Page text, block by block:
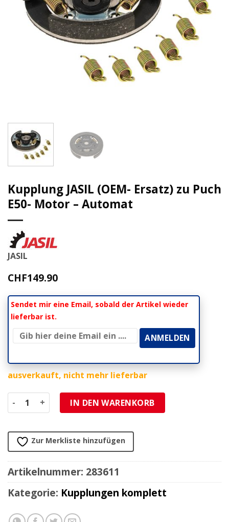
Kupplung JASIL (OEM- Ersatz) zu Puch
E50- Motor – Automat
JASIL
CHF149.90
Sendet mir eine Email, sobald der Artikel wieder
lieferbar ist.
ausverkauft, nicht mehr lieferbar
Kupplung JASIL (OEM- Ersatz) zu Puch E50- Motor -
IN DEN WARENKORB
Zur Merkliste hinzufügen
Artikelnummer: 283611
Kategorie: Kupplungen komplett